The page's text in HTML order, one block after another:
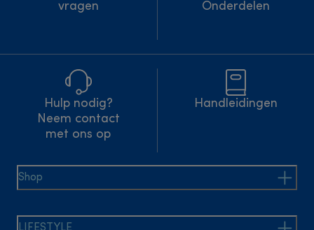
vragen
Onderdelen
Hulp nodig?
Neem contact
met ons op
Handleidingen
Shop